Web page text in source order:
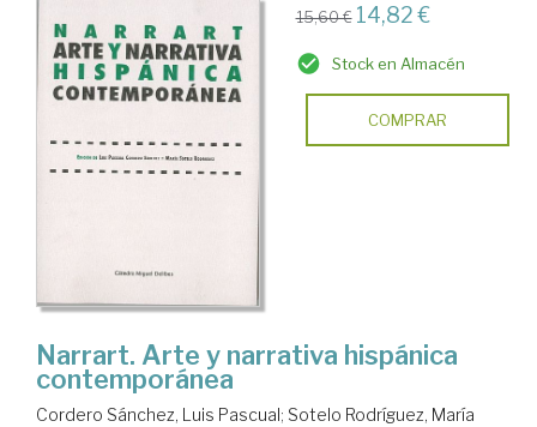
15,60 € 14,82 €
Stock en Almacén
COMPRAR
Narrart. Arte y narrativa hispánica
contemporánea
Cordero Sánchez, Luis Pascual; Sotelo Rodríguez, María